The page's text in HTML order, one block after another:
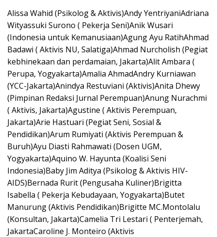
Alissa Wahid (Psikolog & Aktivis)Andy YentriyaniAdriana
Wityassuki Surono ( Pekerja Seni)Anik Wusari
(Indonesia untuk Kemanusiaan)Agung Ayu RatihAhmad
Badawi ( Aktivis NU, Salatiga)Ahmad Nurcholish (Pegiat
kebhinekaan dan perdamaian, Jakarta)Alit Ambara (
Perupa, Yogyakarta)Amalia AhmadAndry Kurniawan
(YCC-Jakarta)Anindya Restuviani (Aktivis)Anita Dhewy
(Pimpinan Redaksi Jurnal Perempuan)Anung Nurachmi
( Aktivis, Jakarta)Agustine ( Aktivis Perempuan,
Jakarta)Arie Hastuari (Pegiat Seni, Sosial &
Pendidikan)Arum Rumiyati (Aktivis Perempuan &
Buruh)Ayu Diasti Rahmawati (Dosen UGM,
Yogyakarta)Aquino W. Hayunta (Koalisi Seni
Indonesia)Baby Jim Aditya (Psikolog & Aktivis HIV-
AIDS)Bernada Rurit (Pengusaha Kuliner)Brigitta
Isabella ( Pekerja Kebudayaan, Yogyakarta)Butet
Manurung (Aktivis Pendidikan)Brigitte MC.Montolalu
(Konsultan, Jakarta)Camelia Tri Lestari ( Penterjemah,
JakartaCaroline J. Monteiro (Aktivis